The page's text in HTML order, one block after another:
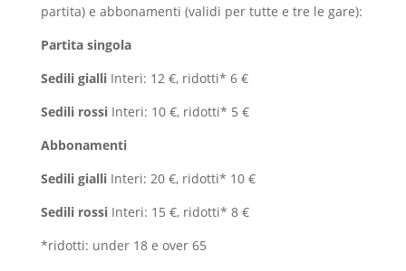
partita) e abbonamenti (validi per tutte e tre le gare):
Partita singola
Sedili gialliInteri: 12 €, ridotti* 6 €
Sedili rossiInteri: 10 €, ridotti* 5 €
Abbonamenti
Sedili gialliInteri: 20 €, ridotti* 10 €
Sedili rossiInteri: 15 €, ridotti* 8 €
*ridotti: under 18 e over 65